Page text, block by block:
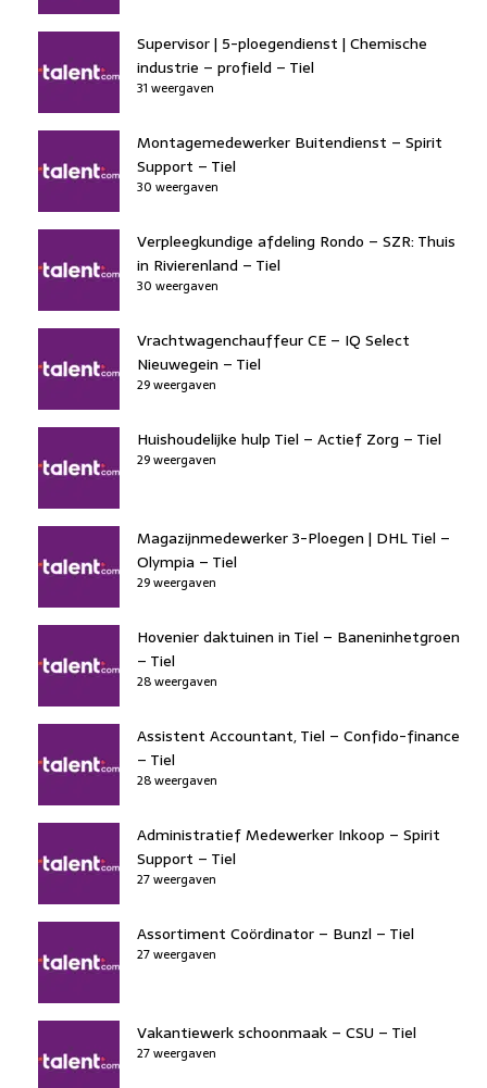
Supervisor | 5-ploegendienst | Chemische
industrie – profield – Tiel
31 weergaven
Montagemedewerker Buitendienst – Spirit
Support – Tiel
30 weergaven
Verpleegkundige afdeling Rondo – SZR: Thuis
in Rivierenland – Tiel
30 weergaven
Vrachtwagenchauffeur CE – IQ Select
Nieuwegein – Tiel
29 weergaven
Huishoudelijke hulp Tiel – Actief Zorg – Tiel
29 weergaven
Magazijnmedewerker 3-Ploegen | DHL Tiel –
Olympia – Tiel
29 weergaven
Hovenier daktuinen in Tiel – Baneninhetgroen
– Tiel
28 weergaven
Assistent Accountant, Tiel – Confido-finance
– Tiel
28 weergaven
Administratief Medewerker Inkoop – Spirit
Support – Tiel
27 weergaven
Assortiment Coördinator – Bunzl – Tiel
27 weergaven
Vakantiewerk schoonmaak – CSU – Tiel
27 weergaven